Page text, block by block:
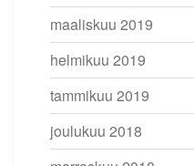
maaliskuu 2019
helmikuu 2019
tammikuu 2019
joulukuu 2018